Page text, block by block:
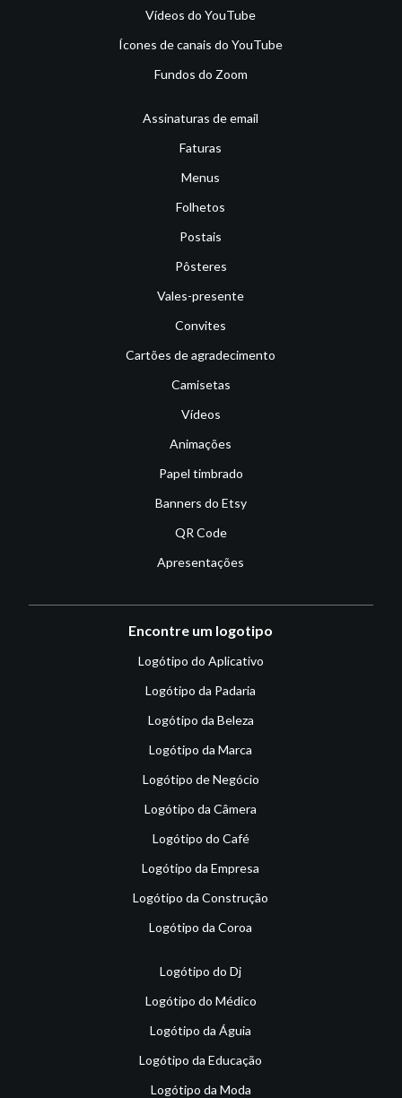
Vídeos do YouTube
Ícones de canais do YouTube
Fundos do Zoom
Assinaturas de email
Faturas
Menus
Folhetos
Postais
Pôsteres
Vales-presente
Convites
Cartões de agradecimento
Camisetas
Vídeos
Animações
Papel timbrado
Banners do Etsy
QR Code
Apresentações
Encontre um logotipo
Logótipo do Aplicativo
Logótipo da Padaria
Logótipo da Beleza
Logótipo da Marca
Logótipo de Negócio
Logótipo da Câmera
Logótipo do Café
Logótipo da Empresa
Logótipo da Construção
Logótipo da Coroa
Logótipo do Dj
Logótipo do Médico
Logótipo da Águia
Logótipo da Educação
Logótipo da Moda